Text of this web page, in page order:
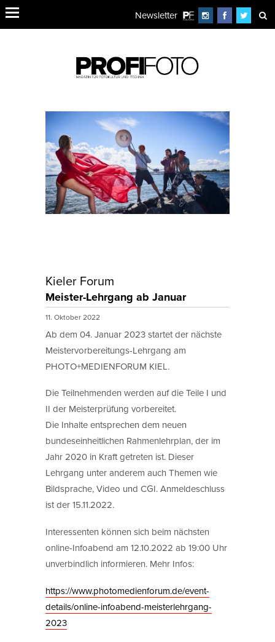
Newsletter
Kieler Forum
Meister-Lehrgang ab Januar
11. Oktober 2022
Ab dem 04. Januar 2023 startet der nächste
Meistervorbereitungs-Lehrgang am
PHOTO+MEDIENFORUM KIEL.
Die Teilnehmenden werden auf die Teile I und
II der Meisterprüfung vorbereitet.
Die Inhalte entsprechen dem neuen
bundeseinheitlichen Rahmenlehrplan, der im
Jahr 2020 in Kraft getreten ist. Dieser
Lehrgang unter anderem auch Themen wie
Bildsprache, Video und CGI. Anmeldeschluss
ist der 15.11.2022.
Interessenten können sich beim nächsten
online-Infoabend am 12.10.2022 ab 19:00 Uhr
unverbindlich informieren. Mehr Infos:
https://www.photomedienforum.de/event-
details/online-infoabend-meisterlehrgang-
2023